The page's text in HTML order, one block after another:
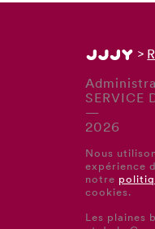
>
SERVICE
—
2026
Nous
expérience
notre
cookies.
Les plaines